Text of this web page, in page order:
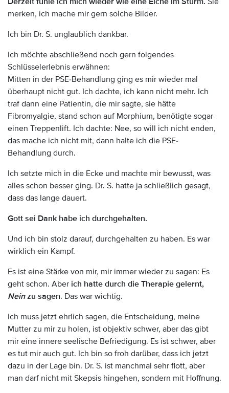
merken, ich mache mir gern solche Bilder.
Ich bin Dr. S. unglaublich dankbar.
Ich möchte abschließend noch gern folgendes
Schlüsselerlebnis erwähnen:
Mitten in der PSE-Behandlung ging es mir wieder mal
überhaupt nicht gut. Ich dachte, ich kann nicht mehr. Ich
traf dann eine Patientin, die mir sagte, sie hätte
Fibromyalgie, stand schon auf Morphium, benötigte sogar
einen Treppenlift. Ich dachte: Nee, so will ich nicht enden,
das mache ich nicht mit, dann halte ich die PSE-
Behandlung durch.
Ich setzte mich in die Ecke und machte mir bewusst, was
alles schon besser ging. Dr. S. hatte ja schließlich gesagt,
dass das lange dauert.
Gott sei Dank habe ich durchgehalten.
Und ich bin stolz darauf, durchgehalten zu haben. Es war
wirklich ein Kampf.
Es ist eine Stärke von mir, mir immer wieder zu sagen: Es
geht schon. Aber ich hatte durch die Therapie gelernt,
Neinzu sagen. Das war wichtig.
Ich muss jetzt ehrlich sagen, die Entscheidung, meine
Mutter zu mir zu holen, ist objektiv schwer, aber das gibt
mir eine innere seelische Befriedigung. Es ist schwer, aber
es tut mir auch gut. Ich bin so froh darüber, dass ich jetzt
dazu in der Lage bin. Dr. S. ist manchmal sehr flott, aber
man darf nicht mit Skepsis hingehen, sondern mit Hoffnung.